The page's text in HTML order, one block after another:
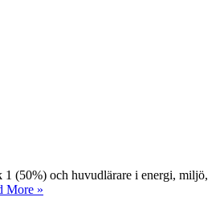
1 (50%) och huvudlärare i energi, miljö,
More »